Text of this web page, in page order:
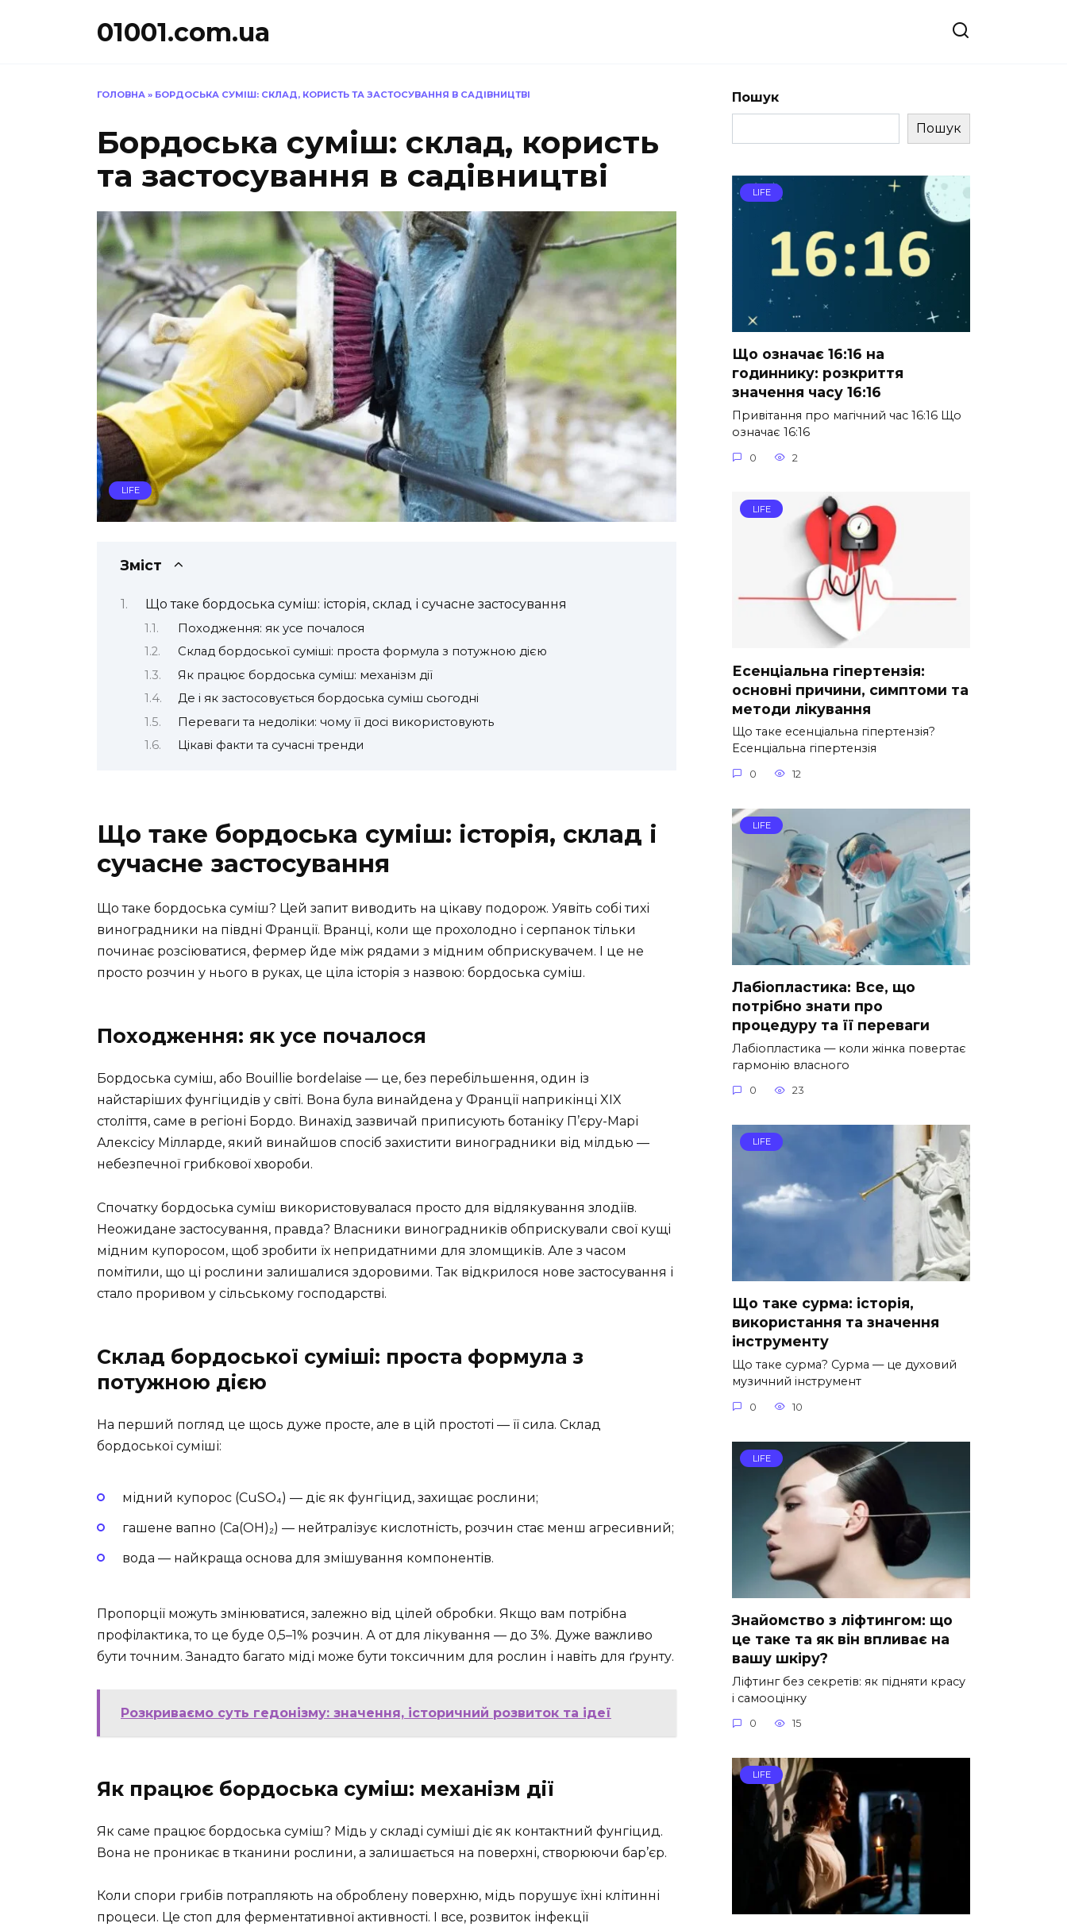
01001.com.ua
ГОЛОВНА » БОРДОСЬКА СУМІШ: СКЛАД, КОРИСТЬ ТА ЗАСТОСУВАННЯ В САДІВНИЦТВІ
Бордоська суміш: склад, користь
та застосування в садівництві
LIFE
Зміст
Що таке бордоська суміш: історія, склад і сучасне застосування
Походження: як усе почалося
Склад бордоської суміші: проста формула з потужною дією
Як працює бордоська суміш: механізм дії
Де і як застосовується бордоська суміш сьогодні
Переваги та недоліки: чому її досі використовують
Цікаві факти та сучасні тренди
Що таке бордоська суміш: історія, склад і
сучасне застосування
Що таке бордоська суміш? Цей запит виводить на цікаву подорож. Уявіть собі тихі
виноградники на півдні Франції. Вранці, коли ще прохолодно і серпанок тільки
починає розсіюватися, фермер йде між рядами з мідним обприскувачем. І це не
просто розчин у нього в руках, це ціла історія з назвою: бордоська суміш.
Походження: як усе почалося
Бордоська суміш, або Bouillie bordelaise — це, без перебільшення, один із
найстаріших фунгіцидів у світі. Вона була винайдена у Франції наприкінці XIX
століття, саме в регіоні Бордо. Винахід зазвичай приписують ботаніку П’єру-Марі
Алексісу Мілларде, який винайшов спосіб захистити виноградники від мілдью —
небезпечної грибкової хвороби.
Спочатку бордоська суміш використовувалася просто для відлякування злодіїв.
Неожидане застосування, правда? Власники виноградників обприскували свої кущі
мідним купоросом, щоб зробити їх непридатними для зломщиків. Але з часом
помітили, що ці рослини залишалися здоровими. Так відкрилося нове застосування і
стало проривом у сільському господарстві.
Склад бордоської суміші: проста формула з
потужною дією
На перший погляд це щось дуже просте, але в цій простоті — її сила. Склад
бордоської суміші:
мідний купорос (CuSO₄) — діє як фунгіцид, захищає рослини;
гашене вапно (Ca(OH)₂) — нейтралізує кислотність, розчин стає менш агресивний;
вода — найкраща основа для змішування компонентів.
Пропорції можуть змінюватися, залежно від цілей обробки. Якщо вам потрібна
профілактика, то це буде 0,5–1% розчин. А от для лікування — до 3%. Дуже важливо
бути точним. Занадто багато міді може бути токсичним для рослин і навіть для ґрунту.
Розкриваємо суть гедонізму: значення, історичний розвиток та ідеї
Як працює бордоська суміш: механізм дії
Як саме працює бордоська суміш? Мідь у складі суміші діє як контактний фунгіцид.
Вона не проникає в тканини рослини, а залишається на поверхні, створюючи бар’єр.
Коли спори грибів потрапляють на оброблену поверхню, мідь порушує їхні клітинні
процеси. Це стоп для ферментативної активності. І все, розвиток інфекції
Пошук
Пошук
LIFE
Що означає 16:16 на
годиннику: розкриття
значення часу 16:16
Привітання про магічний час 16:16 Що
означає 16:16
0 2
LIFE
Есенціальна гіпертензія:
основні причини, симптоми та
методи лікування
Що таке есенціальна гіпертензія?
Есенціальна гіпертензія
0 12
LIFE
Лабіопластика: Все, що
потрібно знати про
процедуру та її переваги
Лабіопластика — коли жінка повертає
гармонію власного
0 23
LIFE
Що таке сурма: історія,
використання та значення
інструменту
Що таке сурма? Сурма — це духовий
музичний інструмент
0 10
LIFE
Знайомство з ліфтингом: що
це таке та як він впливає на
вашу шкіру?
Ліфтинг без секретів: як підняти красу
і самооцінку
0 15
LIFE